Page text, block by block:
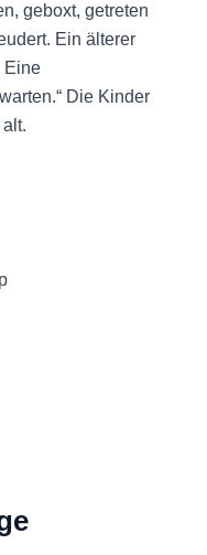
geboxt, getreten
Ein älterer
Eine
Die Kinder